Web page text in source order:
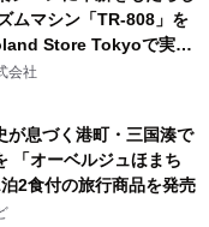
ムマシン「TR-808」を
Store Tokyoで実機
記念キャンペーンを開
「NTS」の 特別プログ
を フィーチャーしたアニ
開～
会社
が息づく港町・三国湊で
「オーベルジュほまち
2食付の旅行商品を発売